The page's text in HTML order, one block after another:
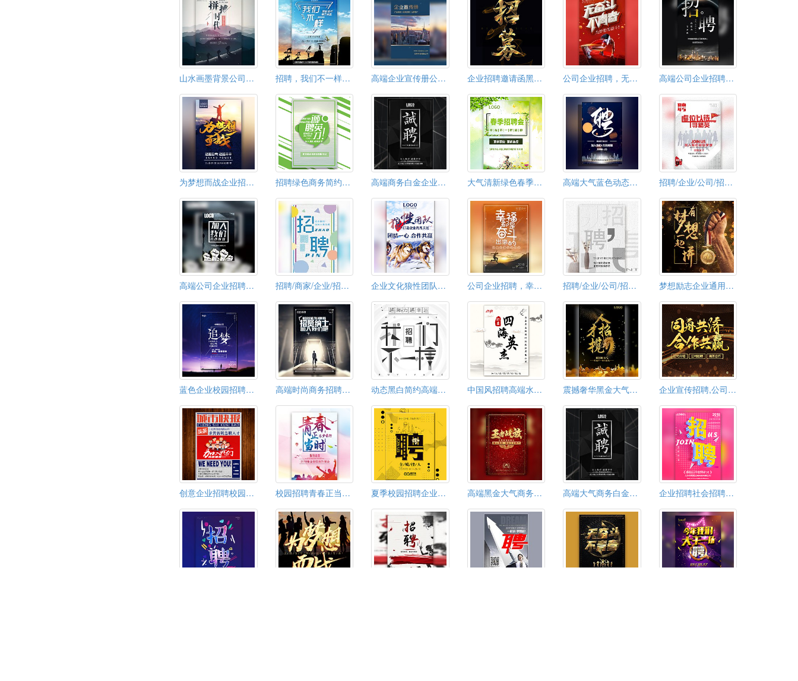
山水画墨背景公司企业招聘，校园，拼搏时代 招聘，我们不一样，加入我们打造最强团队 高端企业宣传册公司简介招人才招聘 企业招聘邀请函黑金招募令 公司企业招聘，无奋斗不青春 高端公司企业招聘广告人才招聘h5
为梦想而战企业招聘公司介绍 招聘绿色商务简约线条 高端商务白金企业招聘 大气清新绿色春季企业招聘会邀请函会议会展活动宣传 高端大气蓝色动态商务企业公司招工招聘模板 招聘/企业/公司/招聘/招商
高端公司企业招聘通用 招聘/商家/企业/招聘/招商 企业文化狼性团队企业招聘邀请函 公司企业招聘，幸福都是奋斗出来的，校园，社会 招聘/企业/公司/招聘模板 梦想励志企业通用招聘
蓝色企业校园招聘简洁梦想宣传公司简介招聘励志 高端时尚商务招聘通用模板 动态黑白简约高端态我们不一样企业招聘企业宣传 中国风招聘高端水墨复古风 震撼奢华黑金大气高端企业高端人才招聘 企业宣传招聘,公司业务产品推广宣传
创意企业招聘校园招聘人才招人 校园招聘青春正当时为梦前行 夏季校园招聘企业招聘宣传 高端黑金大气商务企业公司社会校园招聘 高端大气商务白金企业公司招聘 企业招聘社会招聘立体字红色简约